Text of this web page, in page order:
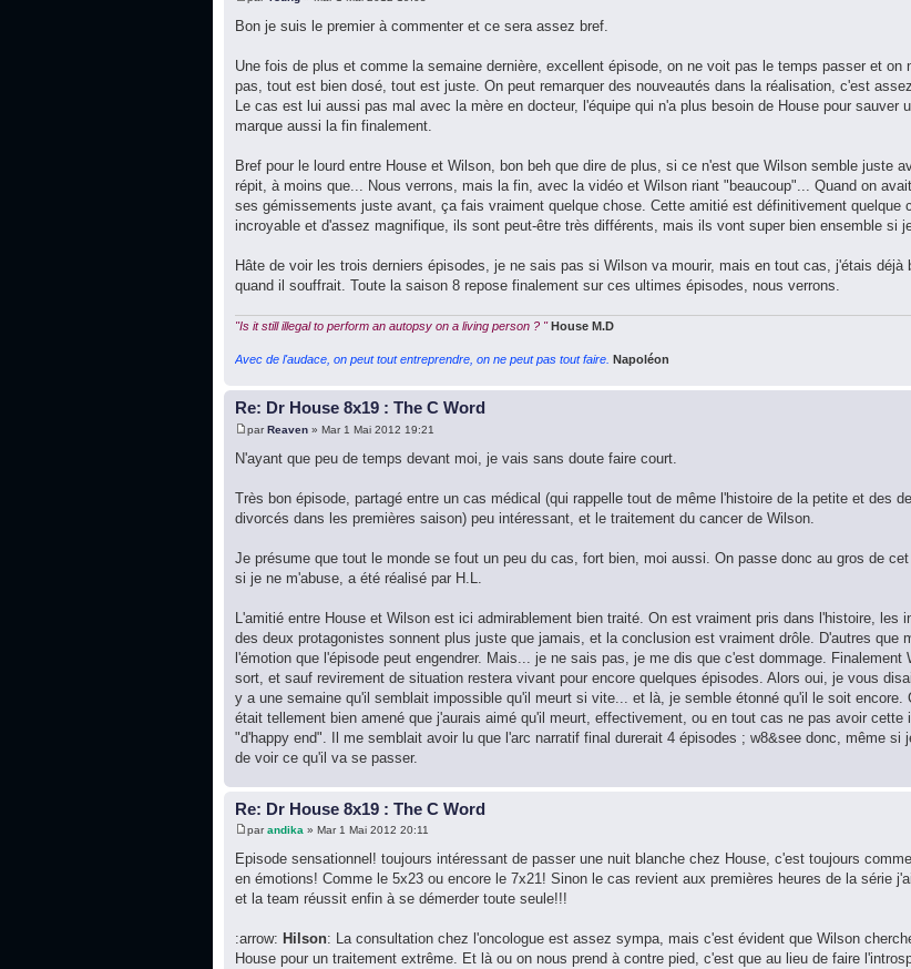
Bon je suis le premier à commenter et ce sera assez bref.
Une fois de plus et comme la semaine dernière, excellent épisode, on ne voit pas le temps passer et on
pas, tout est bien dosé, tout est juste. On peut remarquer des nouveautés dans la réalisation, c'est
Le cas est lui aussi pas mal avec la mère en docteur, l'équipe qui n'a plus besoin de House pour sauver
marque aussi la fin finalement.
Bref pour le lourd entre House et Wilson, bon beh que dire de plus, si ce n'est que Wilson semble juste
répit, à moins que... Nous verrons, mais la fin, avec la vidéo et Wilson riant "beaucoup"... Quand on
ses gémissements juste avant, ça fais vraiment quelque chose. Cette amitié est définitivement quelque
incroyable et d'assez magnifique, ils sont peut-être très différents, mais ils vont super bien ensemble si
Hâte de voir les trois derniers épisodes, je ne sais pas si Wilson va mourir, mais en tout cas, j'étais déjà
quand il souffrait. Toute la saison 8 repose finalement sur ces ultimes épisodes, nous verrons.
"Is it still illegal to perform an autopsy on a living person ? " House M.D
Avec de l'audace, on peut tout entreprendre, on ne peut pas tout faire. Napoléon
Re: Dr House 8x19 : The C Word
parReaven » Mar 1 Mai 2012 19:21
N'ayant que peu de temps devant moi, je vais sans doute faire court.
Très bon épisode, partagé entre un cas médical (qui rappelle tout de même l'histoire de la petite et des
divorcés dans les premières saison) peu intéressant, et le traitement du cancer de Wilson.
Je présume que tout le monde se fout un peu du cas, fort bien, moi aussi. On passe donc au gros de cet
si je ne m'abuse, a été réalisé par H.L.
L'amitié entre House et Wilson est ici admirablement bien traité. On est vraiment pris dans l'histoire, les
des deux protagonistes sonnent plus juste que jamais, et la conclusion est vraiment drôle. D'autres que
l'émotion que l'épisode peut engendrer. Mais... je ne sais pas, je me dis que c'est dommage. Finalement
sort, et sauf revirement de situation restera vivant pour encore quelques épisodes. Alors oui, je vous
y a une semaine qu'il semblait impossible qu'il meurt si vite... et là, je semble étonné qu'il le soit encore.
était tellement bien amené que j'aurais aimé qu'il meurt, effectivement, ou en tout cas ne pas avoir cette
"d'happy end". Il me semblait avoir lu que l'arc narratif final durerait 4 épisodes ; w8&see donc, même si
de voir ce qu'il va se passer.
Re: Dr House 8x19 : The C Word
parandika » Mar 1 Mai 2012 20:11
Episode sensationnel! toujours intéressant de passer une nuit blanche chez House, c'est toujours
en émotions! Comme le 5x23 ou encore le 7x21! Sinon le cas revient aux premières heures de la série
et la team réussit enfin à se démerder toute seule!!!
:arrow: Hilson: La consultation chez l'oncologue est assez sympa, mais c'est évident que Wilson
House pour un traitement extrême. Et là ou on nous prend à contre pied, c'est que au lieu de faire